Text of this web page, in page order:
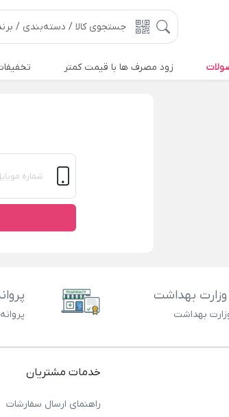
زود مصرف ها با قیمت کمتر
بهداشت
بهداشت
خدمات مشتریان
راهنمای ارسال سفارشات